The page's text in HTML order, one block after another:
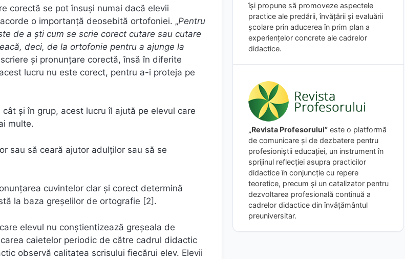
corectă se pot însuși numai dacă elevii
o importanță deosebită ortofoniei. „Pentru
de a ști cum se scrie corect cutare sau cutare
deci, de la ortofonie pentru a ajunge la
și pronunțare corectă, însă în diferite
lucru nu este corect, pentru a-i proteja pe
și în grup, acest lucru îl ajută pe elevul care
multe.
sau să ceară ajutor adulților sau să se
cuvintelor clar și corect determină
la baza greșelilor de ortografie [2].
elevul nu conștientizează greșeala de
caietelor periodic de către cadrul didactic
observă calitatea scrisului fiecărui elev. Elevii
îşi propune să promoveze aspectele
practice ale predării, învăţării şi evaluării
şcolare prin aducerea în prim plan a
experienţelor concrete ale cadrelor
didactice.
„Revista Profesorului” este o platformă
de comunicare și de dezbatere pentru
profesioniștii educației, un instrument în
sprijinul reflecției asupra practicilor
didactice în conjuncție cu repere
teoretice, precum și un catalizator pentru
dezvoltarea profesională continuă a
cadrelor didactice din învățământul
preuniversitar.